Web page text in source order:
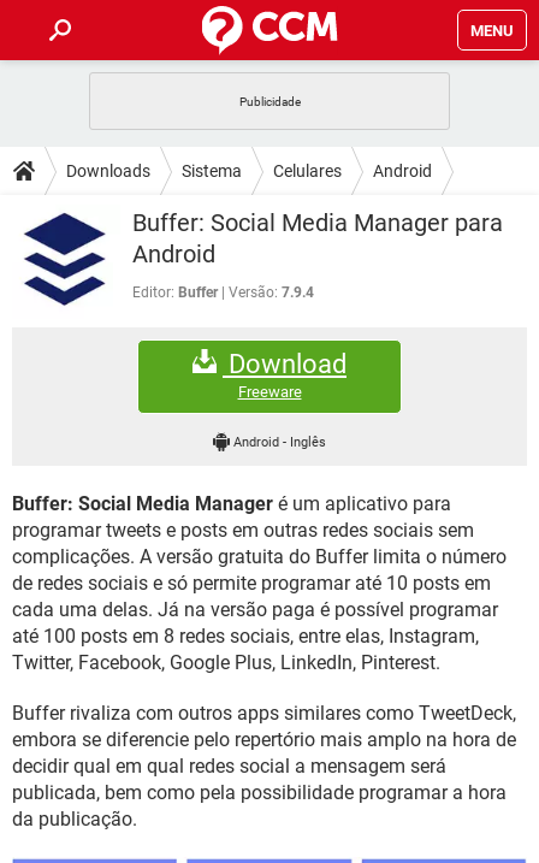
MENU
CELULAR FACEBOOK
OUTLOOK EXCEL
INSTAGRAM
GUIA DE COMPRAS
DICAS
JOGOS WHATSAPP
CELULAR
OUTLOOK
DOWNLOADS
JOGOS
CELULAR FACEBOOK
EXCEL
GMAIL
FÓRUM
FACEBOOK
EXCEL
GMAIL
WHATSAPP
INSTAGRAM GMAIL
GUIA DE COMPRAS
Downloads Sistema Celulares Android
Buffer: Social Media Manager para
Android
Editor: Buffer Versão: 7.9.4
Download
Freeware
Android- Inglês
Buffer: Social Media Manager é um aplicativo para
programar tweets e posts em outras redes sociais sem
complicações. A versão gratuita do Buffer limita o número
de redes sociais e só permite programar até 10 posts em
cada uma delas. Já na versão paga é possível programar
até 100 posts em 8 redes sociais, entre elas, Instagram,
Twitter, Facebook, Google Plus, LinkedIn, Pinterest.
Buffer rivaliza com outros apps similares como TweetDeck,
embora se diferencie pelo repertório mais amplo na hora de
decidir qual em qual redes social a mensagem será
publicada, bem como pela possibilidade programar a hora
da publicação.